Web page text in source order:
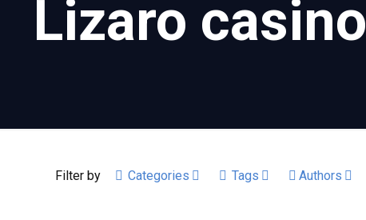
Lizaro casino
Filter by Categories Tags Authors